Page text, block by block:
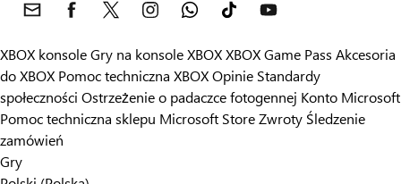
XBOX konsoleGry na konsole XBOXXBOX Game Pass Akcesoria
do XBOX Pomoc techniczna XBOXOpinie Standardy
społeczności Ostrzeżenie o padaczce fotogennej Konto Microsoft
Pomoc techniczna sklepu Microsoft StoreZwroty Śledzenie
zamówień
Gry